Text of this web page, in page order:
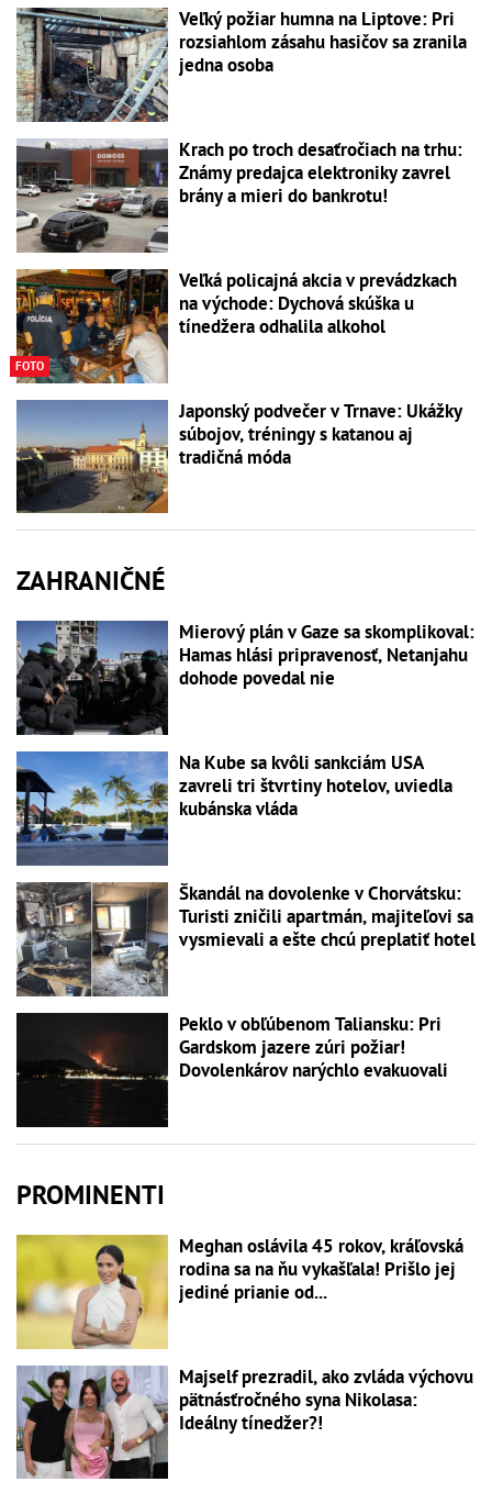
Veľký požiar humna na Liptove: Pri
rozsiahlom zásahu hasičov sa zranila
jedna osoba
Krach po troch desaťročiach na trhu:
Známy predajca elektroniky zavrel
brány a mieri do bankrotu!
FOTO
Veľká policajná akcia v prevádzkach
na východe: Dychová skúška u
tínedžera odhalila alkohol
Japonský podvečer v Trnave: Ukážky
súbojov, tréningy s katanou aj
tradičná móda
ZAHRANIČNÉ
Mierový plán v Gaze sa skomplikoval:
Hamas hlási pripravenosť, Netanjahu
dohode povedal nie
Na Kube sa kvôli sankciám USA
zavreli tri štvrtiny hotelov, uviedla
kubánska vláda
Škandál na dovolenke v Chorvátsku:
Turisti zničili apartmán, majiteľovi sa
vysmievali a ešte chcú preplatiť hotel
Peklo v obľúbenom Taliansku: Pri
Gardskom jazere zúri požiar!
Dovolenkárov narýchlo evakuovali
PROMINENTI
Meghan oslávila 45 rokov, kráľovská
rodina sa na ňu vykašľala! Prišlo jej
jediné prianie od...
Majself prezradil, ako zvláda výchovu
pätnásťročného syna Nikolasa:
Ideálny tínedžer?!